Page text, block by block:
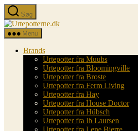
Spring
til
indholdet
Søg
Urtepotterne.dk
Menu
Brands
Urtepotter fra Muubs
Urtepotter fra Bloomingville
Urtepotter fra Broste
Urtepotter fra Ferm Living
Urtepotter fra Hay
Urtepotter fra House Doctor
Urtepotter fra Hübsch
Urtepotter fra Ib Laursen
Urtepotter fra Lene Bjerre